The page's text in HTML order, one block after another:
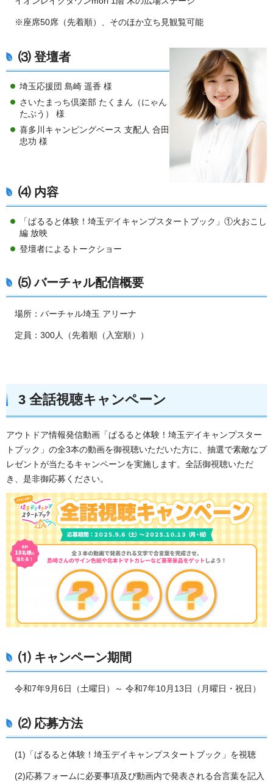
※座席50席（先着順）、そのほか立ち見観覧可能
⑶ 登壇者
埼玉応援団 島崎 遥香 様
さいたまっち倶楽部 たくまん（にゃん
たぶう） 様
喜多川キャンピングベース 支配人 合田
忠功 様
⑷ 内容
「ぱるると体験！埼玉デイキャンプスタートブック」①火おこし
編 放映
登壇者によるトークショー
⑸ バーチャル配信概要
場所：バーチャル埼玉 アリーナ
定員：300人（先着順（入室順））
3 全話視聴キャンペーン
アウトドア情報発信動画「ぱるると体験！埼玉デイキャンプスター
トブック」の全3本の動画を御視聴いただいた方に、抽選で素敵なプ
レゼントが当たるキャンペーンを実施します。全話御視聴いただ
き、是非御応募ください。
⑴ キャンペーン期間
令和7年9月6日（土曜日）～ 令和7年10月13日（月曜日・祝日）
⑵ 応募方法
(1)「ぱるると体験！埼玉デイキャンプスタートブック」を視聴
(2)応募フォームに必要事項及び動画内で発表される合言葉を記入